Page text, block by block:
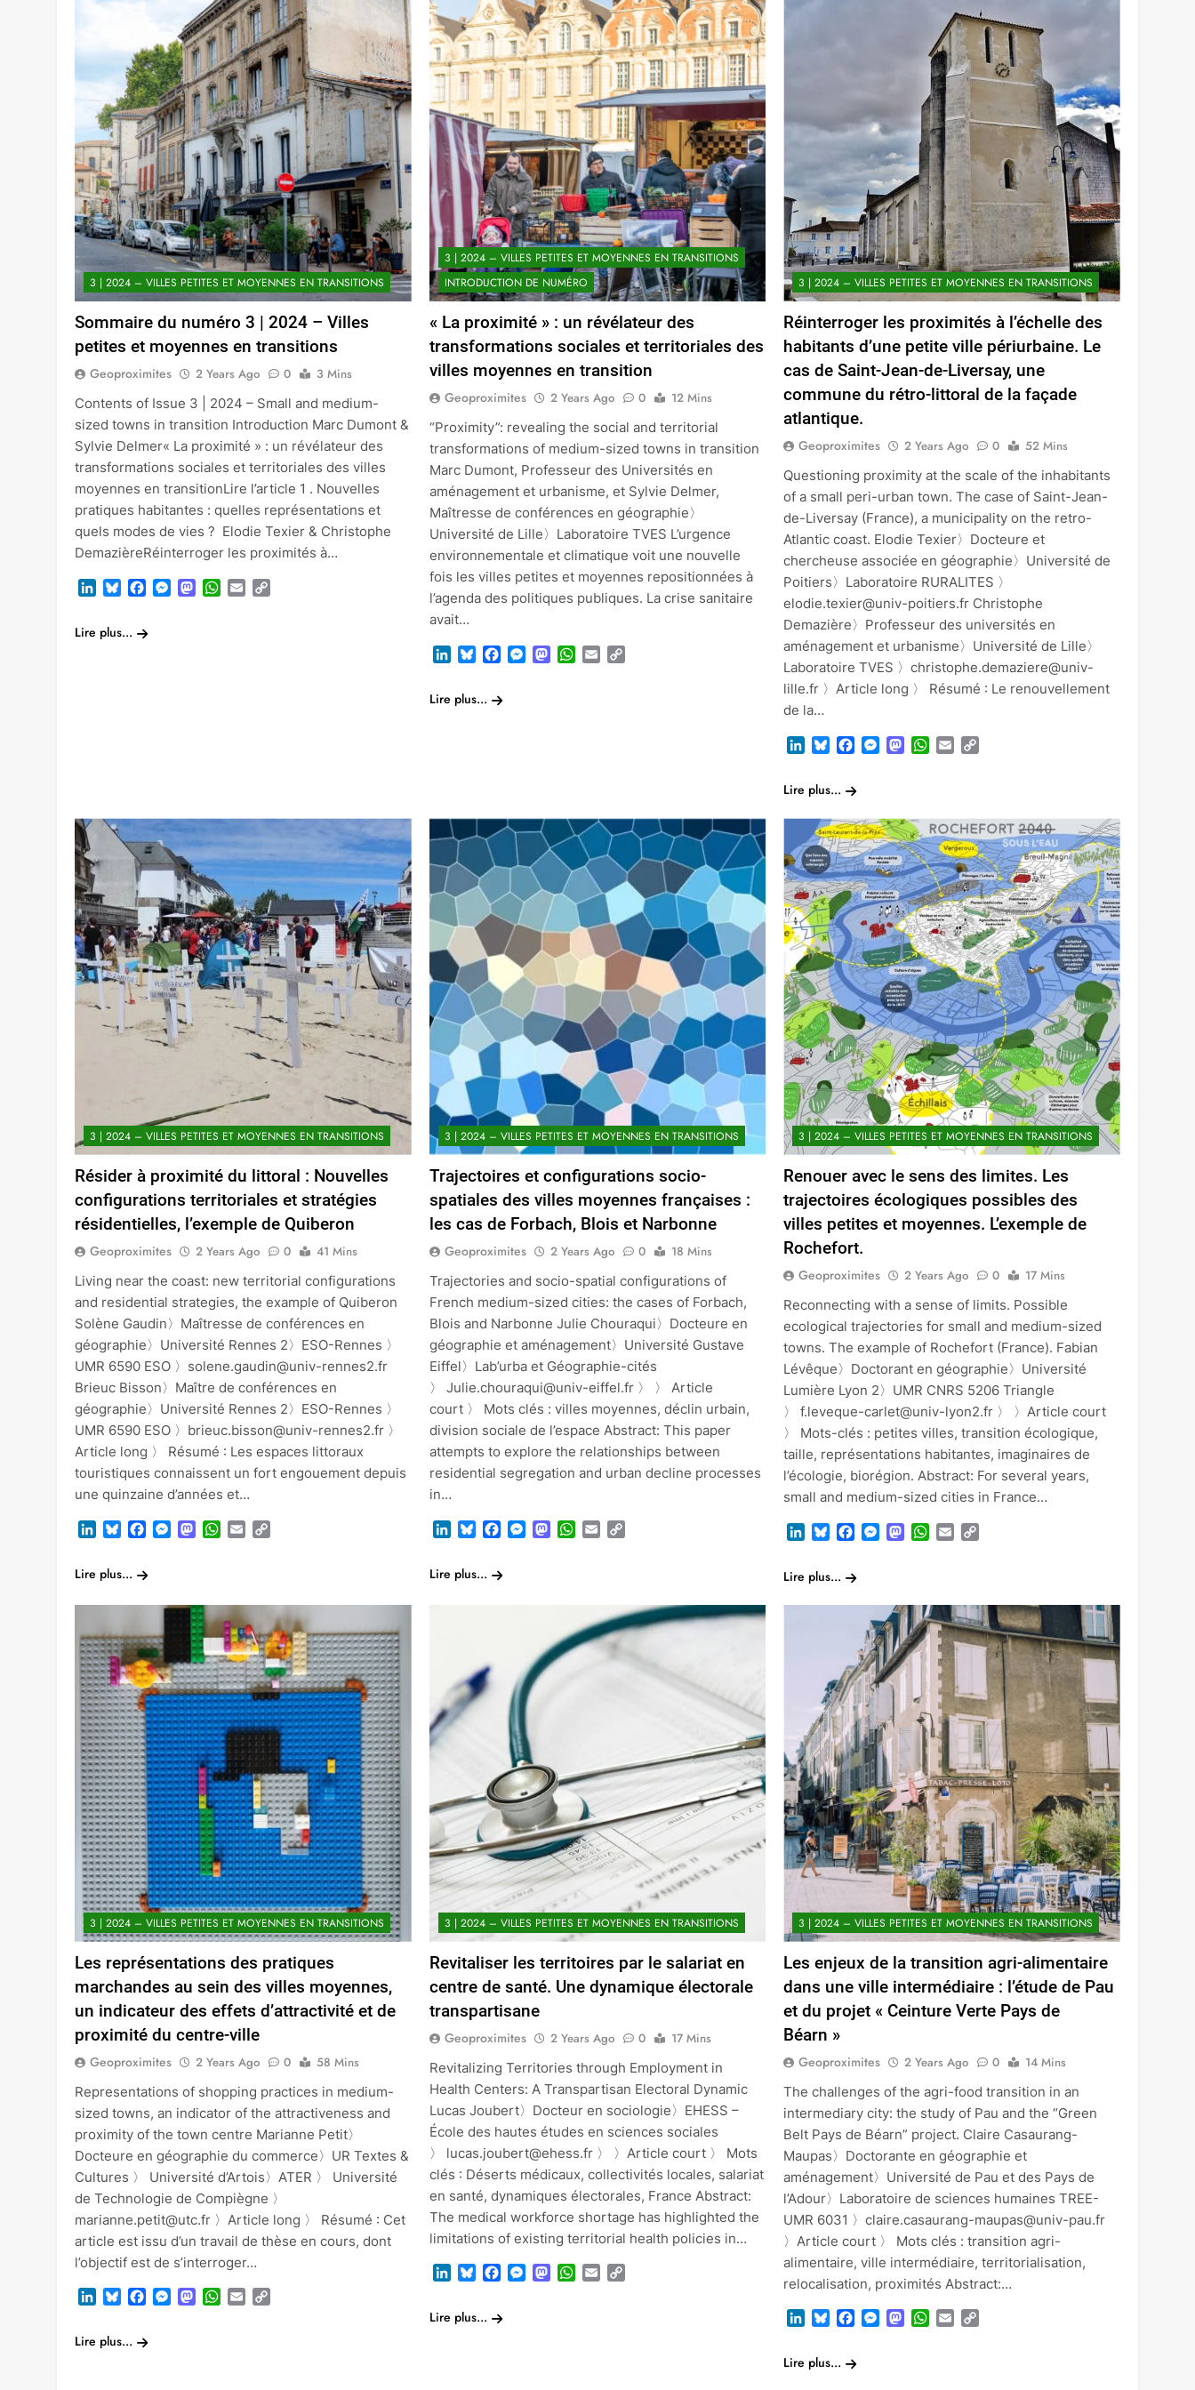
3 | 2024 – VILLES PETITES ET MOYENNES EN TRANSITIONS
Sommaire du numéro 3 | 2024 – Villes
petites et moyennes en transitions
Geoproximites 2 Years Ago 0
3 Mins
Contents of Issue 3 | 2024 – Small and medium-
sized towns in transition Introduction Marc Dumont &
Sylvie Delmer« La proximité » : un révélateur des
transformations sociales et territoriales des villes
moyennes en transitionLire l’article 1 . Nouvelles
pratiques habitantes : quelles représentations et
quels modes de vies ? Elodie Texier & Christophe
DemazièreRéinterroger les proximités à…
LinkedInBlueskyFacebook
Messenger
Mastodon
WhatsApp
Email
Lire plus...
3 | 2024 – VILLES PETITES ET MOYENNES EN TRANSITIONS
INTRODUCTION DE NUMÉRO
« La proximité » : un révélateur des
transformations sociales et territoriales des
villes moyennes en transition
Geoproximites 2 Years Ago 0
12 Mins
“Proximity”: revealing the social and territorial
transformations of medium-sized towns in transition
Marc Dumont, Professeur des Universités en
aménagement et urbanisme, et Sylvie Delmer,
Maîtresse de conférences en géographie〉
Université de Lille〉Laboratoire TVES L’urgence
environnementale et climatique voit une nouvelle
fois les villes petites et moyennes repositionnées à
l’agenda des politiques publiques. La crise sanitaire
avait…
LinkedInBlueskyFacebook
Messenger
Mastodon
WhatsApp
Email
Lire plus...
3 | 2024 – VILLES PETITES ET MOYENNES EN TRANSITIONS
Réinterroger les proximités à l’échelle des
habitants d’une petite ville périurbaine. Le
cas de Saint-Jean-de-Liversay, une
commune du rétro-littoral de la façade
atlantique.
Geoproximites 2 Years Ago 0
52 Mins
Questioning proximity at the scale of the inhabitants
of a small peri-urban town. The case of Saint-Jean-
de-Liversay (France), a municipality on the retro-
Atlantic coast. Elodie Texier〉Docteure et
chercheuse associée en géographie〉Université de
Poitiers〉Laboratoire RURALITES 〉
elodie.texier@univ-poitiers.fr Christophe
Demazière〉Professeur des universités en
aménagement et urbanisme〉Université de Lille〉
Laboratoire TVES 〉christophe.demaziere@univ-
lille.fr 〉Article long 〉 Résumé : Le renouvellement
de la…
LinkedInBlueskyFacebook
Messenger
Mastodon
WhatsApp
Email
Lire plus...
3 | 2024 – VILLES PETITES ET MOYENNES EN TRANSITIONS
Résider à proximité du littoral : Nouvelles
configurations territoriales et stratégies
résidentielles, l’exemple de Quiberon
Geoproximites 2 Years Ago 0
41 Mins
Living near the coast: new territorial configurations
and residential strategies, the example of Quiberon
Solène Gaudin〉Maîtresse de conférences en
géographie〉Université Rennes 2〉ESO-Rennes 〉
UMR 6590 ESO 〉solene.gaudin@univ-rennes2.fr
Brieuc Bisson〉Maître de conférences en
géographie〉Université Rennes 2〉ESO-Rennes 〉
UMR 6590 ESO 〉brieuc.bisson@univ-rennes2.fr 〉
Article long 〉 Résumé : Les espaces littoraux
touristiques connaissent un fort engouement depuis
une quinzaine d’années et…
LinkedInBlueskyFacebook
Messenger
Mastodon
WhatsApp
Email
Lire plus...
3 | 2024 – VILLES PETITES ET MOYENNES EN TRANSITIONS
Trajectoires et configurations socio-
spatiales des villes moyennes françaises :
les cas de Forbach, Blois et Narbonne
Geoproximites 2 Years Ago 0
18 Mins
Trajectories and socio-spatial configurations of
French medium-sized cities: the cases of Forbach,
Blois and Narbonne Julie Chouraqui〉Docteure en
géographie et aménagement〉Université Gustave
Eiffel〉Lab’urba et Géographie-cités
〉 Julie.chouraqui@univ-eiffel.fr 〉 〉 Article
court 〉 Mots clés : villes moyennes, déclin urbain,
division sociale de l’espace Abstract: This paper
attempts to explore the relationships between
residential segregation and urban decline processes
in…
LinkedInBlueskyFacebook
Messenger
Mastodon
WhatsApp
Email
Lire plus...
3 | 2024 – VILLES PETITES ET MOYENNES EN TRANSITIONS
Renouer avec le sens des limites. Les
trajectoires écologiques possibles des
villes petites et moyennes. L’exemple de
Rochefort.
Geoproximites 2 Years Ago 0
17 Mins
Reconnecting with a sense of limits. Possible
ecological trajectories for small and medium-sized
towns. The example of Rochefort (France). Fabian
Lévêque〉Doctorant en géographie〉Université
Lumière Lyon 2〉UMR CNRS 5206 Triangle
〉 f.leveque-carlet@univ-lyon2.fr 〉 〉Article court
〉 Mots-clés : petites villes, transition écologique,
taille, représentations habitantes, imaginaires de
l’écologie, biorégion. Abstract: For several years,
small and medium-sized cities in France…
LinkedInBlueskyFacebook
Messenger
Mastodon
WhatsApp
Email
Lire plus...
3 | 2024 – VILLES PETITES ET MOYENNES EN TRANSITIONS
Les représentations des pratiques
marchandes au sein des villes moyennes,
un indicateur des effets d’attractivité et de
proximité du centre-ville
Geoproximites 2 Years Ago 0
58 Mins
Representations of shopping practices in medium-
sized towns, an indicator of the attractiveness and
proximity of the town centre Marianne Petit〉
Docteure en géographie du commerce〉UR Textes &
Cultures 〉 Université d’Artois〉ATER 〉 Université
de Technologie de Compiègne 〉
marianne.petit@utc.fr 〉Article long 〉 Résumé : Cet
article est issu d’un travail de thèse en cours, dont
l’objectif est de s’interroger…
LinkedInBlueskyFacebook
Messenger
Mastodon
WhatsApp
Email
Lire plus...
3 | 2024 – VILLES PETITES ET MOYENNES EN TRANSITIONS
Revitaliser les territoires par le salariat en
centre de santé. Une dynamique électorale
transpartisane
Geoproximites 2 Years Ago 0
17 Mins
Revitalizing Territories through Employment in
Health Centers: A Transpartisan Electoral Dynamic
Lucas Joubert〉Docteur en sociologie〉EHESS –
École des hautes études en sciences sociales
〉 lucas.joubert@ehess.fr 〉 〉Article court 〉 Mots
clés : Déserts médicaux, collectivités locales, salariat
en santé, dynamiques électorales, France Abstract:
The medical workforce shortage has highlighted the
limitations of existing territorial health policies in…
LinkedInBlueskyFacebook
Messenger
Mastodon
WhatsApp
Email
Lire plus...
3 | 2024 – VILLES PETITES ET MOYENNES EN TRANSITIONS
Les enjeux de la transition agri-alimentaire
dans une ville intermédiaire : l’étude de Pau
et du projet « Ceinture Verte Pays de
Béarn »
Geoproximites 2 Years Ago 0
14 Mins
The challenges of the agri-food transition in an
intermediary city: the study of Pau and the “Green
Belt Pays de Béarn” project. Claire Casaurang-
Maupas〉Doctorante en géographie et
aménagement〉Université de Pau et des Pays de
l’Adour〉Laboratoire de sciences humaines TREE-
UMR 6031 〉claire.casaurang-maupas@univ-pau.fr
〉Article court 〉 Mots clés : transition agri-
alimentaire, ville intermédiaire, territorialisation,
relocalisation, proximités Abstract:…
LinkedInBlueskyFacebook
Messenger
Mastodon
WhatsApp
Email
Lire plus...